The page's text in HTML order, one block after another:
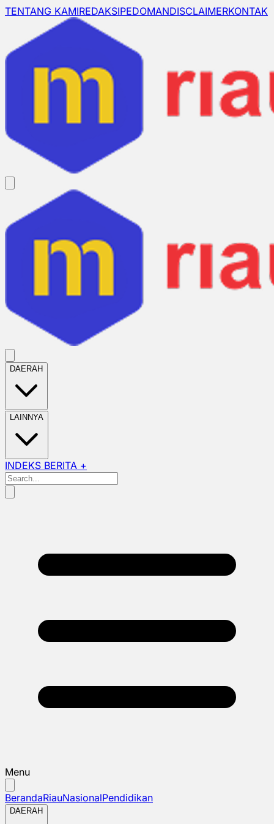
TENTANG KAMIREDAKSIPEDOMANDISCLAIMERKONTAK
DAERAH
LAINNYA
INDEKS BERITA +
Menu
BerandaRiauNasionalPendidikan
DAERAH